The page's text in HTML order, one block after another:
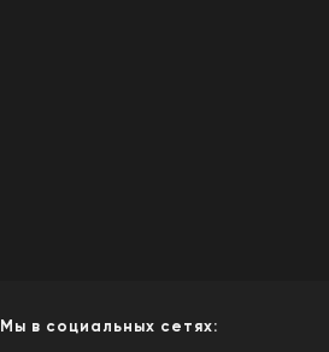
Мы в социальных сетях: